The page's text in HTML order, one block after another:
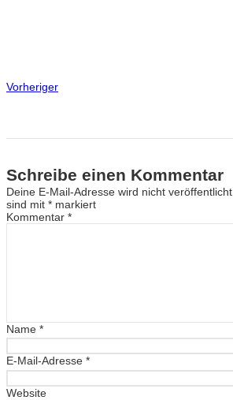
Vorheriger
Schreibe einen Kommentar
Deine E-Mail-Adresse wird nicht veröffentlicht.
sind mit * markiert
Kommentar *
Name *
E-Mail-Adresse *
Website